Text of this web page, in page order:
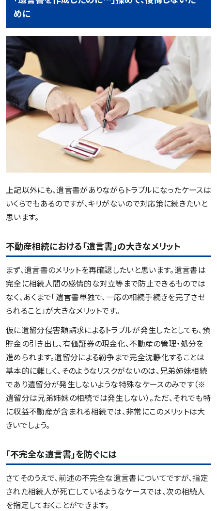
めに
上記以外にも、遺言書がありながらトラブルになったケースは
いくらでもあるのですが、キリがないので対応策に続きたいと
思います。
不動産相続における「遺言書」の大きなメリット
まず、遺言書のメリットを再確認したいと思います。遺言書は
完全に相続人間の感情的な対立等まで防止できるものでは
なく、あくまで「遺言書単独で、一応の相続手続きを完了させ
られること」が大きなメリットです。
仮に遺留分侵害額請求によるトラブルが発生したとしても、預
貯金の引き出し、有価証券の現金化、不動産の管理・処分を
進められます。遺留分による紛争まで完全沈静化することは
基本的に難しく、そのようなリスクがないのは、兄弟姉妹相続
であり遺留分が発生しないような特殊なケースのみです（※
遺留分は兄弟姉妹の相続では発生しない）。ただ、それでも特
に収益不動産が含まれる相続では、非常にこのメリットは大
きいでしょう。
「不完全な遺言書」を防ぐには
さてそのうえで、前述の不完全な遺言書についてですが、指定
された相続人が死亡しているようなケースでは、次の相続人
を指定しておくことができます。